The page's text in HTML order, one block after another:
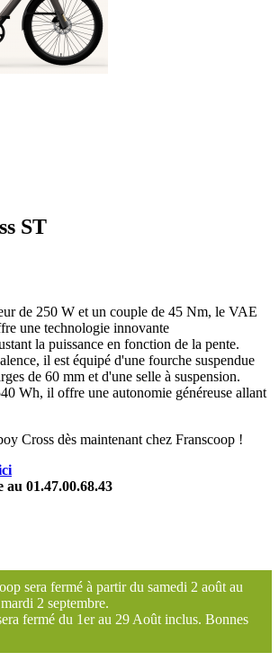
ST
de 250 W et un couple de 45 Nm, le VAE
une technologie innovante
la puissance en fonction de la pente.
il est équipé d'une fourche suspendue
de 60 mm et d'une selle à suspension.
Wh, il offre une autonomie généreuse allant
Cross dès maintenant chez Franscoop !
au 01.47.00.68.43
sera fermé à partir du samedi 2 août au
2 septembre.
fermé du 1er au 29 Août inclus. Bonnes